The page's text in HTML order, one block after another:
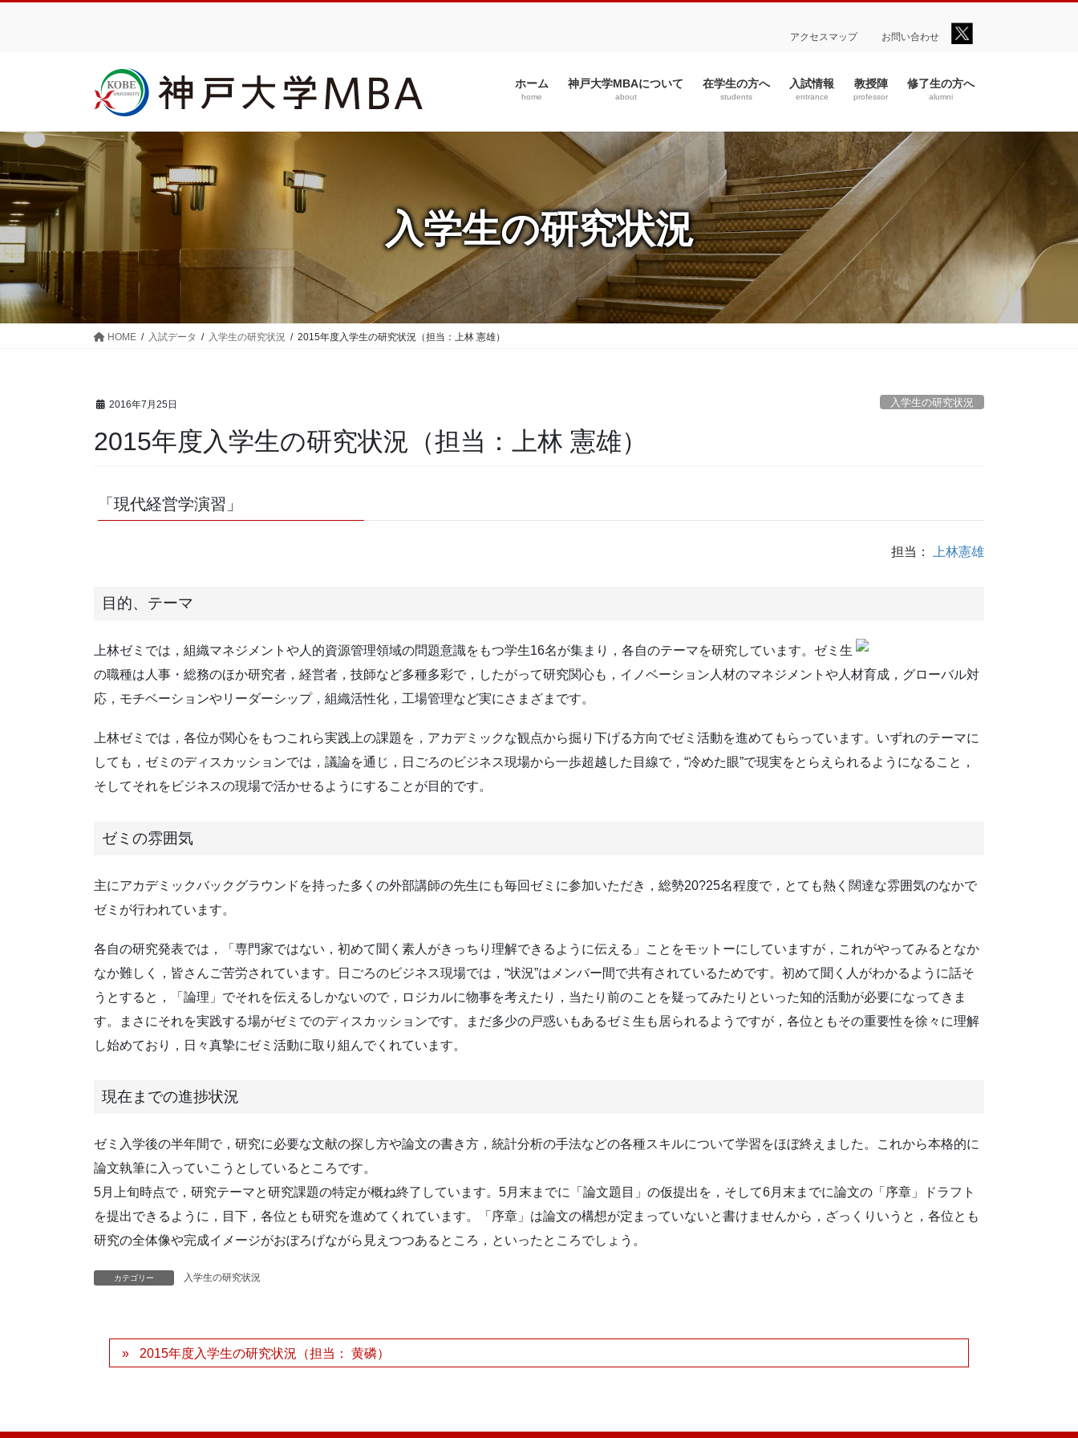
動
に
移
動
アクセスマップ お問い合わせ
ホーム
home
神戸大学MBAについて
about
在学生の方へ
students
入試情報
entrance
教授陣
professor
修了生の方へ
alumni
入学生の研究状況
HOME 入試データ 入学生の研究状況 2015年度入学生の研究状況（担当：上林 憲雄）
2016年7月25日 入学生の研究状況
2015年度入学生の研究状況（担当：上林 憲雄）
「現代経営学演習」
担当： 上林憲雄
目的、テーマ
上林ゼミでは，組織マネジメントや人的資源管理領域の問題意識をもつ学生16名が集まり，各自のテーマを研究しています。ゼミ生
の職種は人事・総務のほか研究者，経営者，技師など多種多彩で，したがって研究関心も，イノベーション人材のマネジメントや人材育成，グローバル対
応，モチベーションやリーダーシップ，組織活性化，工場管理など実にさまざまです。
上林ゼミでは，各位が関心をもつこれら実践上の課題を，アカデミックな観点から掘り下げる方向でゼミ活動を進めてもらっています。いずれのテーマに
しても，ゼミのディスカッションでは，議論を通じ，日ごろのビジネス現場から一歩超越した目線で，“冷めた眼”で現実をとらえられるようになること，
そしてそれをビジネスの現場で活かせるようにすることが目的です。
ゼミの雰囲気
主にアカデミックバックグラウンドを持った多くの外部講師の先生にも毎回ゼミに参加いただき，総勢20?25名程度で，とても熱く闊達な雰囲気のなかで
ゼミが行われています。
各自の研究発表では，「専門家ではない，初めて聞く素人がきっちり理解できるように伝える」ことをモットーにしていますが，これがやってみるとなか
なか難しく，皆さんご苦労されています。日ごろのビジネス現場では，“状況”はメンバー間で共有されているためです。初めて聞く人がわかるように話そ
うとすると，「論理」でそれを伝えるしかないので，ロジカルに物事を考えたり，当たり前のことを疑ってみたりといった知的活動が必要になってきま
す。まさにそれを実践する場がゼミでのディスカッションです。まだ多少の戸惑いもあるゼミ生も居られるようですが，各位ともその重要性を徐々に理解
し始めており，日々真摯にゼミ活動に取り組んでくれています。
現在までの進捗状況
ゼミ入学後の半年間で，研究に必要な文献の探し方や論文の書き方，統計分析の手法などの各種スキルについて学習をほぼ終えました。これから本格的に
論文執筆に入っていこうとしているところです。
5月上旬時点で，研究テーマと研究課題の特定が概ね終了しています。5月末までに「論文題目」の仮提出を，そして6月末までに論文の「序章」ドラフト
を提出できるように，目下，各位とも研究を進めてくれています。「序章」は論文の構想が定まっていないと書けませんから，ざっくりいうと，各位とも
研究の全体像や完成イメージがおぼろげながら見えつつあるところ，といったところでしょう。
カテゴリー 入学生の研究状況
2015年度入学生の研究状況（担当： 黄磷）